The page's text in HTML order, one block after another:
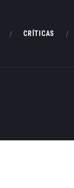
CRÍTICAS